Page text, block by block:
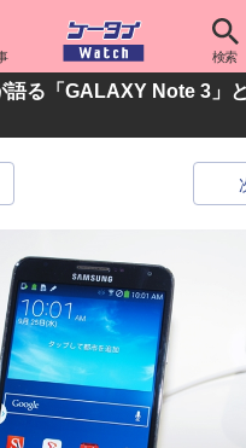
検索
語る「GALAXY Note 3」